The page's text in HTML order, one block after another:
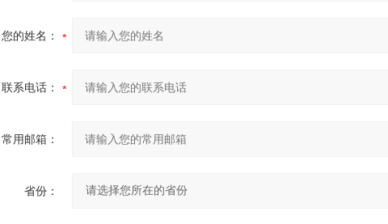
您的姓名：
联系电话：
常用邮箱：
省份：